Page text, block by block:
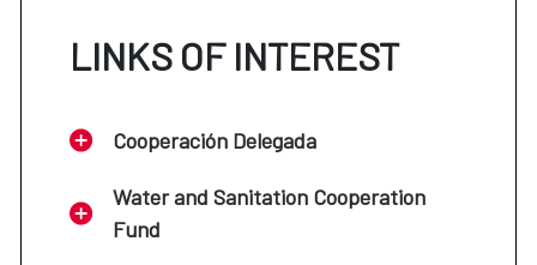
LINKS OF INTEREST
Cooperación Delegada
Water and Sanitation Cooperation
Fund